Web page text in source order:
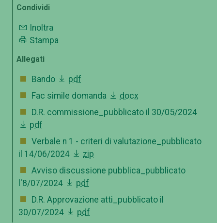
Condividi
Inoltra
Stampa
Allegati
Bando
pdf
Fac simile domanda
docx
D.R. commissione_pubblicato il 30/05/2024
pdf
Verbale n 1 - criteri di valutazione_pubblicato
il 14/06/2024
zip
Avviso discussione pubblica_pubblicato
l'8/07/2024
pdf
D.R. Approvazione atti_pubblicato il
30/07/2024
pdf